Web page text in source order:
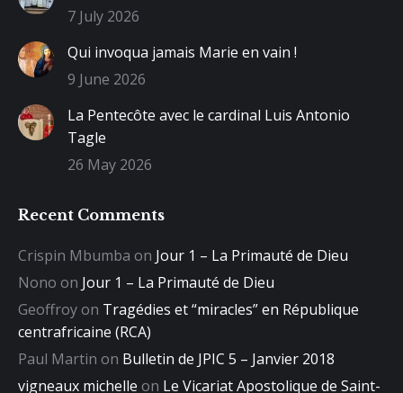
7 July 2026
Qui invoqua jamais Marie en vain !
9 June 2026
La Pentecôte avec le cardinal Luis Antonio
Tagle
26 May 2026
Recent Comments
Crispin Mbumba on Jour 1 – La Primauté de Dieu
Nono on Jour 1 – La Primauté de Dieu
Geoffroyon Tragédies et “miracles” en République
centrafricaine (RCA)
Paul Martin on Bulletin de JPIC 5 – Janvier 2018
vigneaux michelle on Le Vicariat Apostolique de Saint-